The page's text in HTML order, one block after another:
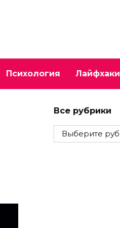
Психология Лайфхаки
Все рубрики
Все
рубрики